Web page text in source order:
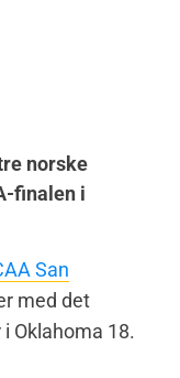
norske
finalen i
San
med det
Oklahoma 18.